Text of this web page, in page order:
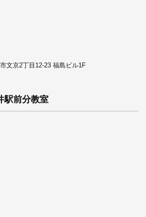
文京2丁目12-23 福島ビル1F
駅前分教室